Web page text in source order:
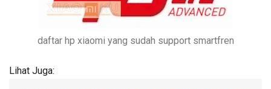
daftar hp xiaomi yang sudah support smartfren
Lihat Juga: